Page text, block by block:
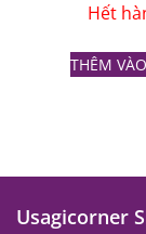
Hết
THÊM
Usagicorner